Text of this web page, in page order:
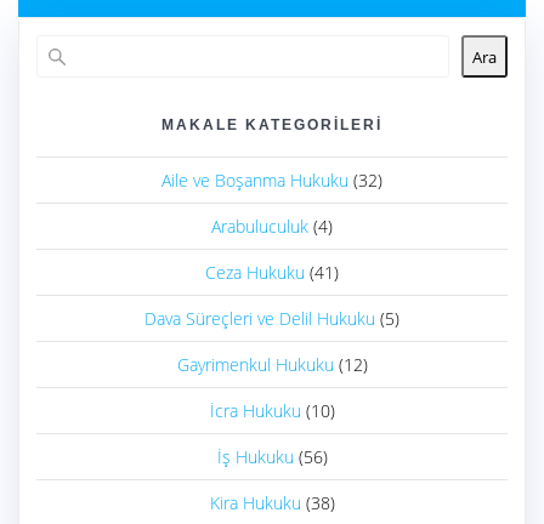
Ara
MAKALE KATEGORILERI
Aile ve Boşanma Hukuku (32)
Arabuluculuk (4)
Ceza Hukuku (41)
Dava Süreçleri ve Delil Hukuku (5)
Gayrimenkul Hukuku (12)
İcra Hukuku (10)
İş Hukuku (56)
Kira Hukuku (38)